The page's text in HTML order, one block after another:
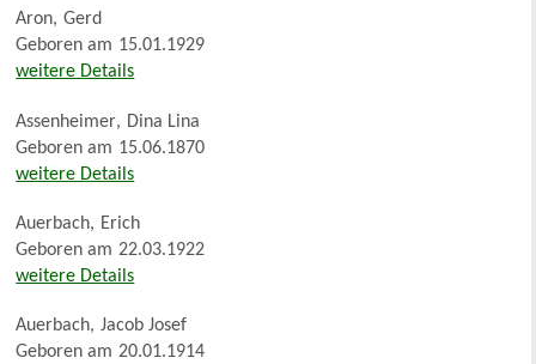
Aron, Gerd
Geboren am 15.01.1929
weitere Details
Assenheimer, Dina Lina
Geboren am 15.06.1870
weitere Details
Auerbach, Erich
Geboren am 22.03.1922
weitere Details
Auerbach, Jacob Josef
Geboren am 20.01.1914